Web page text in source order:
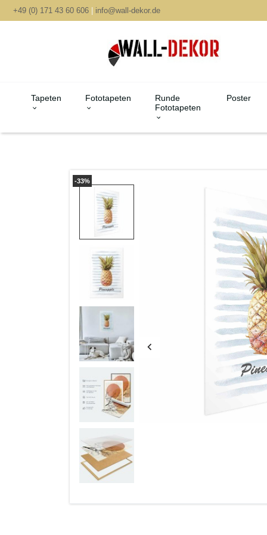
+49 (0) 171 43 60 606 | info@wall-dekor.de
Tapeten Fototapeten
Runde
Fototapeten
Poster
-33%